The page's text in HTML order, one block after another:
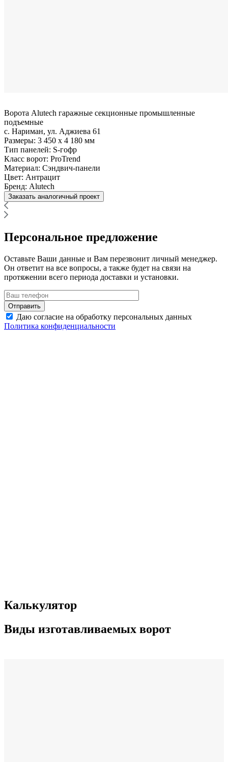
Ворота Alutech гаражные секционные промышленные
подъемные
с. Нариман, ул. Аджиева 61
Размеры: 3 450 x 4 180 мм
Тип панелей: S-гофр
Класс ворот: ProTrend
Материал: Сэндвич-панели
Цвет: Антрацит
Бренд: Alutech
Заказать аналогичный проект
Персональное предложение
Оставьте Ваши данные и Вам перезвонит личный менеджер.
Он ответит на все вопросы, а также будет на связи на
протяжении всего периода доставки и установки.
Даю согласие на обработку персональных данных
Политика конфиденциальности
Калькулятор
Виды изготавливаемых ворот